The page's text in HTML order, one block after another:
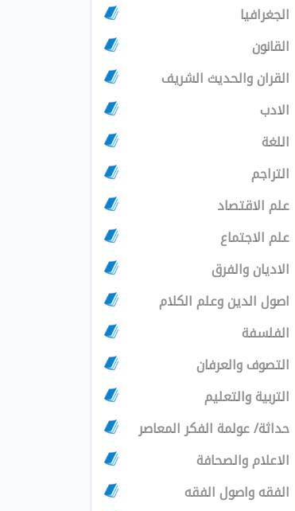
الجغرافيا
القانون
القران والحديث الشريف
الادب
اللغة
التراجم
علم الاقتصاد
علم الاجتماع
الاديان والفرق
اصول الدين وعلم الكلام
الفلسفة
التصوف والعرفان
التربية والتعليم
حداثة/ عولمة الفكر المعاصر
الاعلام والصحافة
الفقه واصول الفقه